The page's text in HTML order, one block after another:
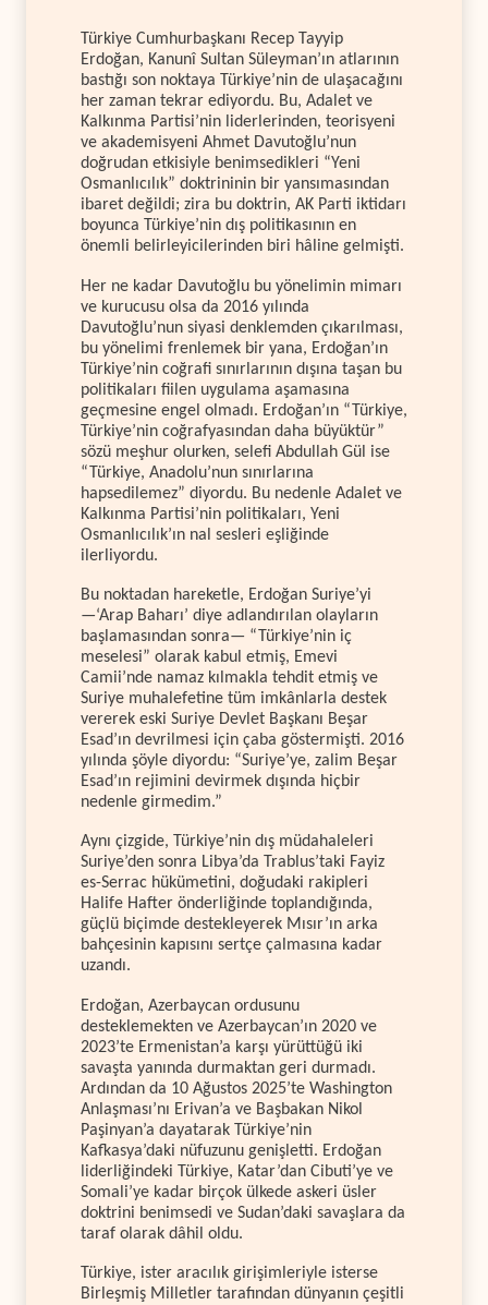
Türkiye Cumhurbaşkanı Recep Tayyip
Erdoğan, Kanunî Sultan Süleyman’ın atlarının
bastığı son noktaya Türkiye’nin de ulaşacağını
her zaman tekrar ediyordu. Bu, Adalet ve
Kalkınma Partisi’nin liderlerinden, teorisyeni
ve akademisyeni Ahmet Davutoğlu’nun
doğrudan etkisiyle benimsedikleri “Yeni
Osmanlıcılık” doktrininin bir yansımasından
ibaret değildi; zira bu doktrin, AK Parti iktidarı
boyunca Türkiye’nin dış politikasının en
önemli belirleyicilerinden biri hâline gelmişti.
Her ne kadar Davutoğlu bu yönelimin mimarı
ve kurucusu olsa da 2016 yılında
Davutoğlu’nun siyasi denklemden çıkarılması,
bu yönelimi frenlemek bir yana, Erdoğan’ın
Türkiye’nin coğrafi sınırlarının dışına taşan bu
politikaları fiilen uygulama aşamasına
geçmesine engel olmadı. Erdoğan’ın “Türkiye,
Türkiye’nin coğrafyasından daha büyüktür”
sözü meşhur olurken, selefi Abdullah Gül ise
“Türkiye, Anadolu’nun sınırlarına
hapsedilemez” diyordu. Bu nedenle Adalet ve
Kalkınma Partisi’nin politikaları, Yeni
Osmanlıcılık’ın nal sesleri eşliğinde
ilerliyordu.
Bu noktadan hareketle, Erdoğan Suriye’yi
—‘Arap Baharı’ diye adlandırılan olayların
başlamasından sonra— “Türkiye’nin iç
meselesi” olarak kabul etmiş, Emevi
Camii’nde namaz kılmakla tehdit etmiş ve
Suriye muhalefetine tüm imkânlarla destek
vererek eski Suriye Devlet Başkanı Beşar
Esad’ın devrilmesi için çaba göstermişti. 2016
yılında şöyle diyordu: “Suriye’ye, zalim Beşar
Esad’ın rejimini devirmek dışında hiçbir
nedenle girmedim.”
Aynı çizgide, Türkiye’nin dış müdahaleleri
Suriye’den sonra Libya’da Trablus’taki Fayiz
es-Serrac hükümetini, doğudaki rakipleri
Halife Hafter önderliğinde toplandığında,
güçlü biçimde destekleyerek Mısır’ın arka
bahçesinin kapısını sertçe çalmasına kadar
uzandı.
Erdoğan, Azerbaycan ordusunu
desteklemekten ve Azerbaycan’ın 2020 ve
2023’te Ermenistan’a karşı yürüttüğü iki
savaşta yanında durmaktan geri durmadı.
Ardından da 10 Ağustos 2025’te Washington
Anlaşması’nı Erivan’a ve Başbakan Nikol
Paşinyan’a dayatarak Türkiye’nin
Kafkasya’daki nüfuzunu genişletti. Erdoğan
liderliğindeki Türkiye, Katar’dan Cibuti’ye ve
Somali’ye kadar birçok ülkede askeri üsler
doktrini benimsedi ve Sudan’daki savaşlara da
taraf olarak dâhil oldu.
Türkiye, ister aracılık girişimleriyle isterse
Birleşmiş Milletler tarafından dünyanın çeşitli